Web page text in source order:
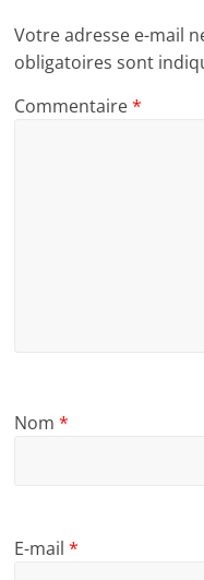
Votre adresse e-mail
obligatoires sont
Commentaire*
Nom*
E-mail*